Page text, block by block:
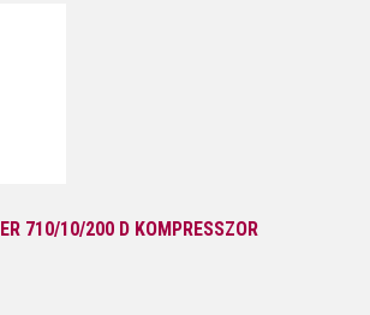
710/10/200 D KOMPRESSZOR